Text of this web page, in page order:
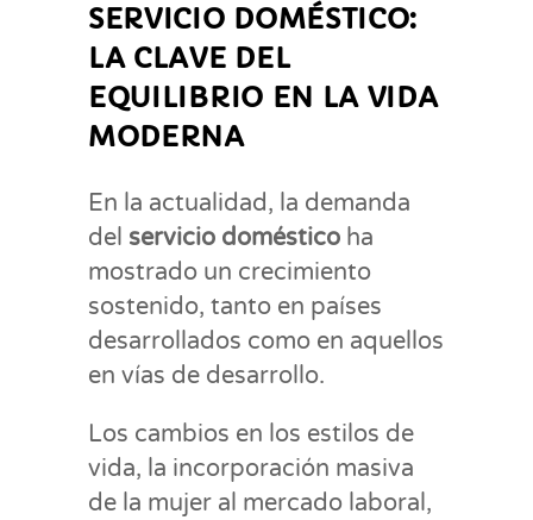
SERVICIO DOMÉSTICO:
LA CLAVE DEL
EQUILIBRIO EN LA VIDA
MODERNA
En la actualidad, la demanda
del servicio doméstico ha
mostrado un crecimiento
sostenido, tanto en países
desarrollados como en aquellos
en vías de desarrollo.
Los cambios en los estilos de
vida, la incorporación masiva
de la mujer al mercado laboral,